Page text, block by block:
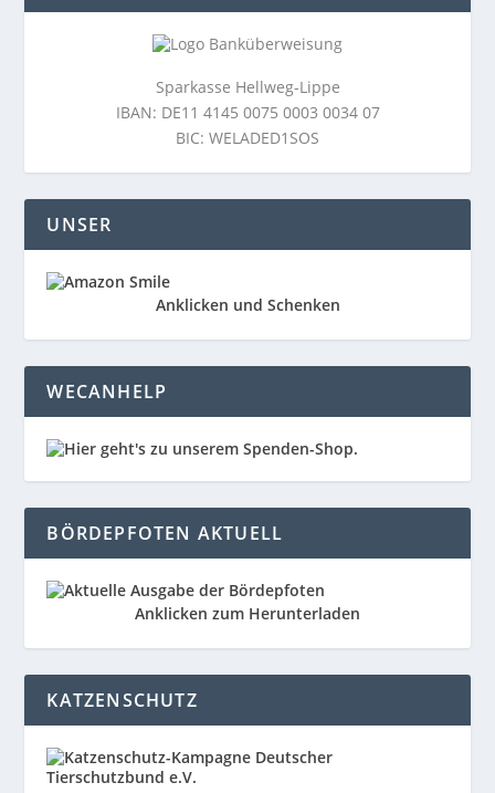
Sparkasse Hellweg-Lippe
IBAN: DE11 4145 0075 0003 0034 07
BIC: WELADED1SOS
UNSER
Anklicken und Schenken
WECANHELP
BÖRDEPFOTEN AKTUELL
Anklicken zum Herunterladen
KATZENSCHUTZ